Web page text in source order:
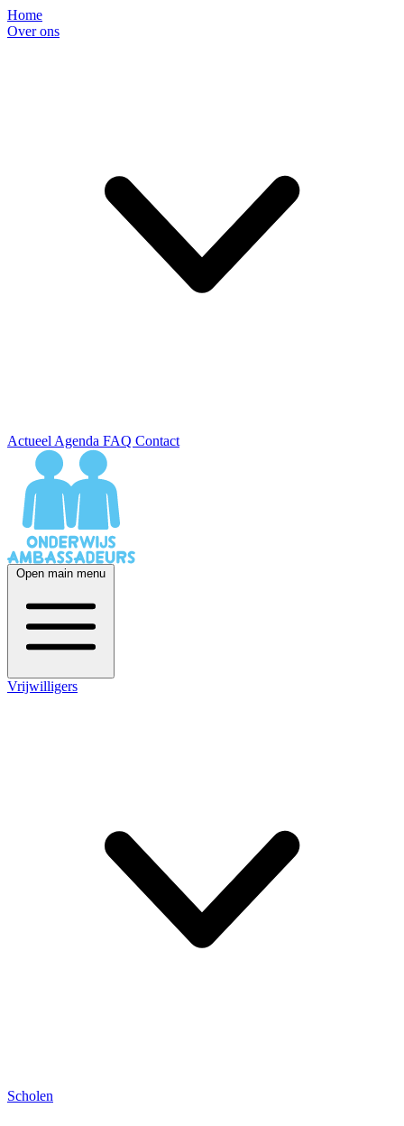
Home
Over ons
Actueel Agenda FAQ Contact
Open main menu
Vrijwilligers
Scholen